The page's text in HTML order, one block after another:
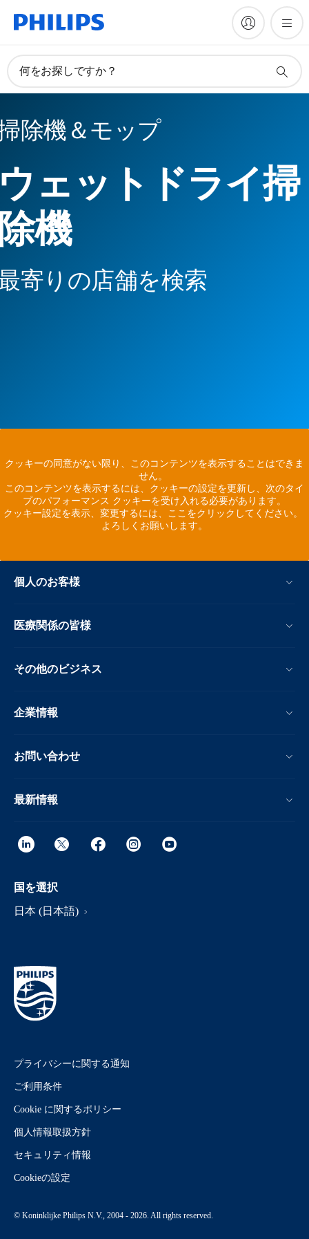
何をお探しですか？
除機＆モップ
ェットドライ掃
機
寄りの店舗を検索
クッキーの同意がない限り、このコンテンツを表示することはできま
せん。
このコンテンツを表示するには、クッキーの設定を更新し、次のタイ
プのパフォーマンス クッキーを受け入れる必要があります。
クッキー設定を表示、変更するには、ここをクリックしてください。
よろしくお願いします。
個人のお客様
医療関係の皆様
その他のビジネス
企業情報
お問い合わせ
最新情報
国を選択
日本 (日本語)
プライバシーに関する通知
ご利用条件
Cookie に関するポリシー
個人情報取扱方針
セキュリティ情報
Cookieの設定
© Koninklijke Philips N.V., 2004 - 2026. All rights reserved.